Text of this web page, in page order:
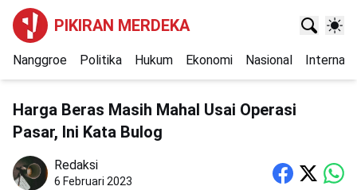
PIKIRAN MERDEKA
Nanggroe Politika Hukum Ekonomi Nasional
Harga Beras Masih Mahal Usai Operasi
Pasar, Ini Kata Bulog
Redaksi
6 Februari 2023